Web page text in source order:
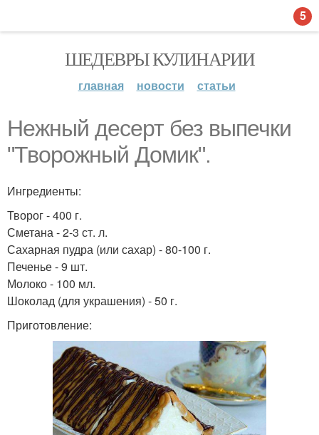
ШЕДЕВРЫ КУЛИНАРИИ
главная новости статьи
Нежный десерт без выпечки
"Творожный Домик".
Ингредиенты:
Творог - 400 г.
Сметана - 2-3 ст. л.
Сахарная пудра (или сахар) - 80-100 г.
Печенье - 9 шт.
Молоко - 100 мл.
Шоколад (для украшения) - 50 г.
Приготовление:
5